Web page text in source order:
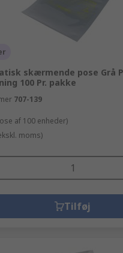
skærmende pose Grå
100 Pr. pakke
707-139
af 100 enheder)
moms)
Tilføj